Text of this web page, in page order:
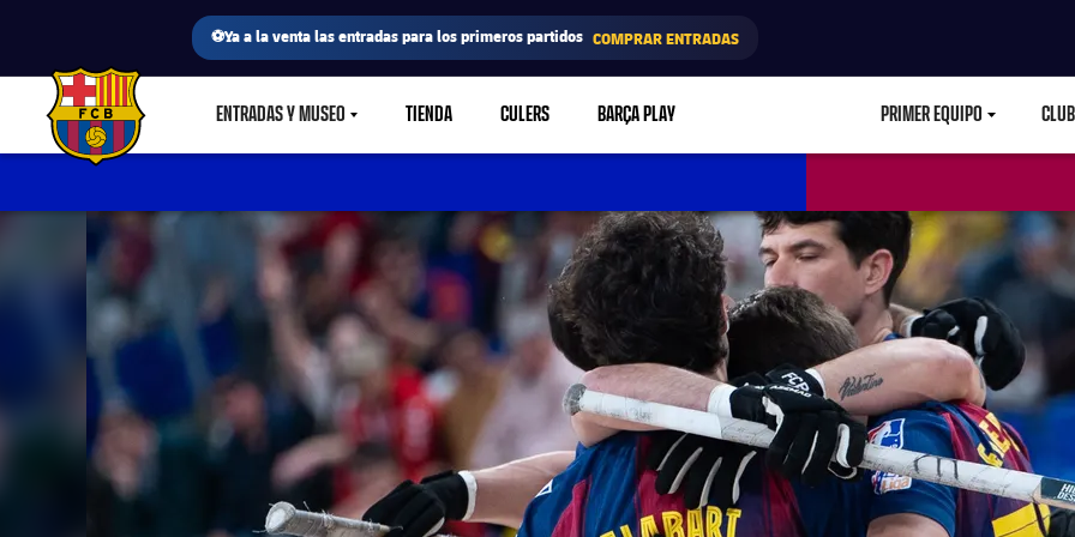
⚽Ya a la venta las entradas para los primeros partidos COMPRAR ENTRADAS
FC Barcelona club badge ENTRADAS Y MUSEOLABEL.SHARE.CARETDOWN
TIENDA CULERS BARÇA PLAY PRIMER EQUIPO CLUB